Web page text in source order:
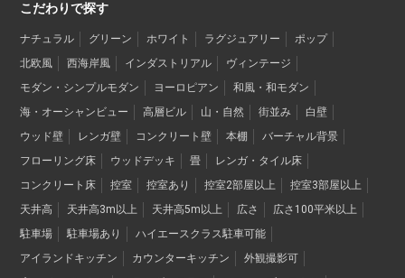
こだわりで探す
ナチュラル グリーン ホワイト ラグジュアリー
ポップ
北欧風
西海岸風 インダストリアル
ヴィンテージ
モダン・シンプルモダン
ヨーロピアン
和風・和モダン
海・オーシャンビュー
高層ビル 山・自然 街並み
白壁
ウッド壁
レンガ壁 コンクリート壁 本棚
バーチャル背景
フローリング床
ウッドデッキ 畳
レンガ・タイル床
コンクリート床
控室 控室あり 控室2部屋以上
控室3部屋以上
天井高
天井高3m以上 天井高5m以上 広さ
広さ100平米以上
駐車場
駐車場あり
ハイエースクラス駐車可能
アイランドキッチン
カウンターキッチン
外観撮影可